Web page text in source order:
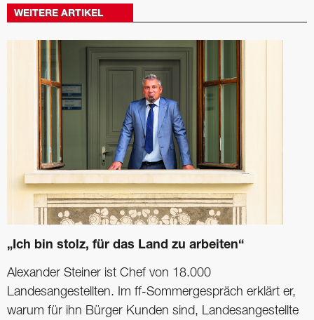
WEITERE ARTIKEL
„Ich bin stolz, für das Land zu arbeiten“
Alexander Steiner ist Chef von 18.000
Landesangestellten. Im ff-Sommergespräch erklärt er,
warum für ihn Bürger Kunden sind, Landesangestellte